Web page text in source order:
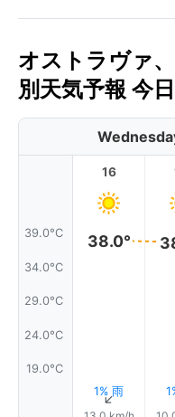
オストラヴァ
別天気予報 今日
39.0°C
34.0°C
29.0°C
24.0°C
19.0°C
16
38.0°
1% 雨
↑